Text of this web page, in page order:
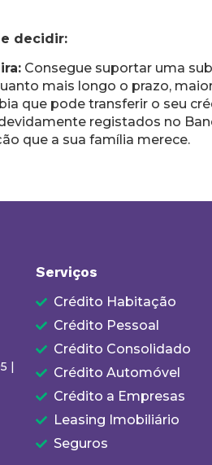
decidir:
Consegue suportar uma
mais longo o prazo,
que pode transferir o seu
registados no
que a sua família merece.
|
Serviços
Crédito Habitação
Crédito Pessoal
Crédito Consolidado
Crédito Automóvel
Crédito a Empresas
Leasing Imobiliário
Seguros